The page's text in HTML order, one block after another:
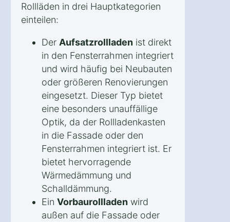
Rollläden in drei Hauptkategorien
einteilen:
Der Aufsatzrollladen ist direkt
in den Fensterrahmen integriert
und wird häufig bei Neubauten
oder größeren Renovierungen
eingesetzt. Dieser Typ bietet
eine besonders unauffällige
Optik, da der Rollladenkasten
in die Fassade oder den
Fensterrahmen integriert ist. Er
bietet hervorragende
Wärmedämmung und
Schalldämmung.
Ein Vorbaurollladen wird
außen auf die Fassade oder